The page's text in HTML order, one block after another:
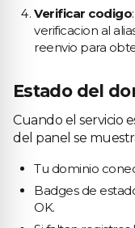
Verificar codigo
verificacion al
reenvio para
Estado del
Cuando el servicio
del panel se
Tu dominio
Badges de
OK.